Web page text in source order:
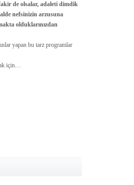
de olsalar, adaleti dimdik
nefsinizin arzusuna
olduklarınızdan
yapan bu tarz programlar
için…